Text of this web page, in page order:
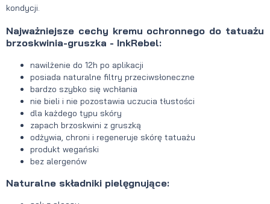
kondycji.
Najważniejsze cechy kremu ochronnego do tatuażu
brzoskwinia-gruszka - InkRebel:
nawilżenie do 12h po aplikacji
posiada naturalne filtry przeciwsłoneczne
bardzo szybko się wchłania
nie bieli i nie pozostawia uczucia tłustości
dla każdego typu skóry
zapach brzoskwini z gruszką
odżywia, chroni i regeneruje skórę tatuażu
produkt wegański
bez alergenów
Naturalne składniki pielęgnujące: